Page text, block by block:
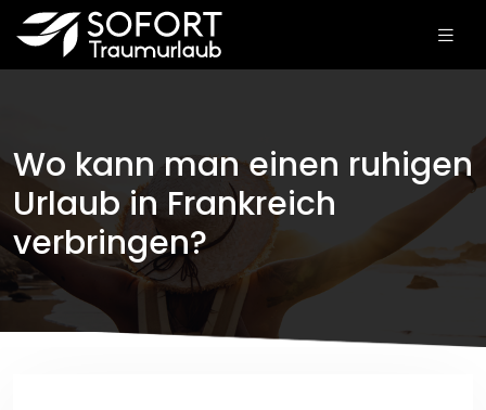
Wo kann man einen ruhigen
Urlaub in Frankreich
verbringen?